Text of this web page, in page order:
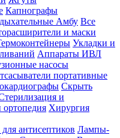
Капнографы
Амбу Все
и маски
Укладки и
Аппараты ИВЛ
насосы
портативные
Скрыть
и
ортопедия Хирургия
антисептиков Лампы-